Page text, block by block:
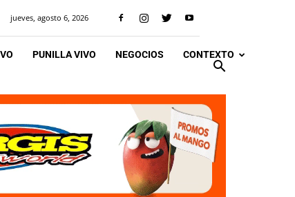
jueves, agosto 6, 2026
PUNILLA VIVO NEGOCIOS CONTEXTO